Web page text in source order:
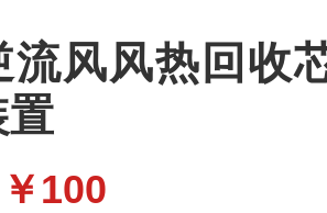
流风风热回收
置
￥100